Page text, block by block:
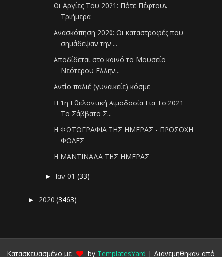
Οι Αργίες Του 2021: Πότε Πέφτουν
Τριήμερα
Ανασκόπηση 2020: Οι καταστροφές που
σημάδεψαν την ...
Αποδίδεται στο κοινό το Μουσείο
Νεότερου Ελλην...
Αντίο παλιέ (γυναικείε) κόσμε
Η 1η Εθελοντική Αιμοδοσία Για Το 2021
Το Σάββατο Σ...
Η ΦΩΤΟΓΡΑΦΙΑ ΤΗΣ ΗΜΕΡΑΣ - ΠΡΟΣΟΧΗ
ΦΟΛΕΣ
Η ΜΑΝΤΙΝΑΔΑ ΤΗΣ ΗΜΕΡΑΣ
► Ιαν 01(33)
► 2020(3463)
Κατασκευασμένο με by TemplatesYard | Διανεμήθηκαν από